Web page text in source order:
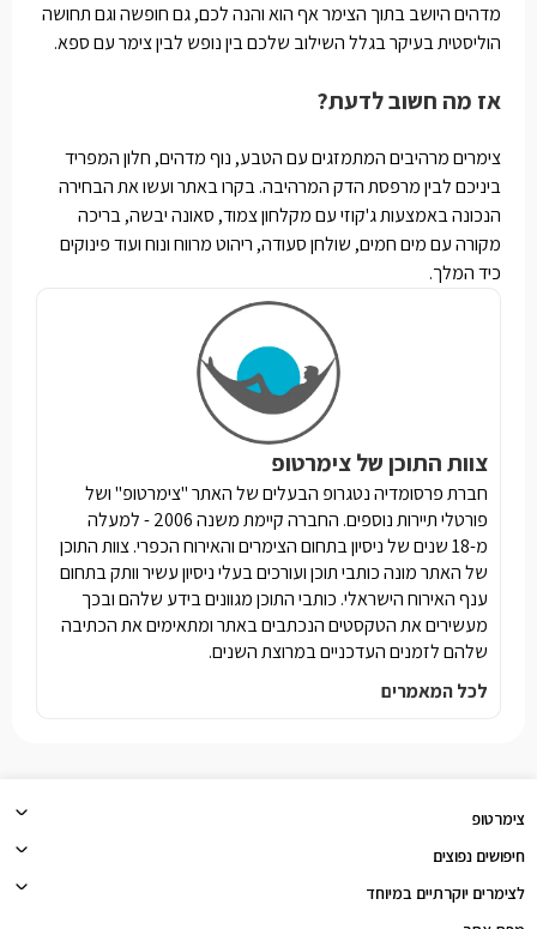
מדהים היושב בתוך הצימר אף הוא והנה לכם, גם חופשה וגם תחושה
הוליסטית בעיקר בגלל השילוב שלכם בין נופש לבין צימר עם ספא.
אז מה חשוב לדעת?
צימרים מרהיבים המתמזגים עם הטבע, נוף מדהים, חלון המפריד
ביניכם לבין מרפסת הדק המרהיבה. בקרו באתר ועשו את הבחירה
הנכונה באמצעות ג'קוזי עם מקלחון צמוד, סאונה יבשה, בריכה
מקורה עם מים חמים, שולחן סעודה, ריהוט מרווח ונוח ועוד פינוקים
כיד המלך.
צוות התוכן של צימרטופ
חברת פרסומדיה נטגרופ הבעלים של האתר "צימרטופ" ושל
פורטלי תיירות נוספים. החברה קיימת משנה 2006 - למעלה
מ-18 שנים של ניסיון בתחום הצימרים והאירוח הכפרי. צוות התוכן
של האתר מונה כותבי תוכן ועורכים בעלי ניסיון עשיר וותק בתחום
ענף האירוח הישראלי. כותבי התוכן מגוונים בידע שלהם ובכך
מעשירים את הטקסטים הנכתבים באתר ומתאימים את הכתיבה
שלהם לזמנים העדכניים במרוצת השנים.
לכל המאמרים
צימרטופ
חיפושים נפוצים
לצימרים יוקרתיים במיוחד